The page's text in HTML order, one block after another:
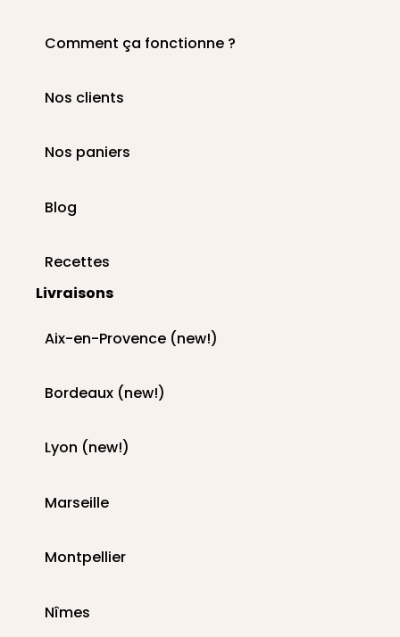
Comment ça fonctionne ?
Nos clients
Nos paniers
Blog
Recettes
Livraisons
Aix-en-Provence (new!)
Bordeaux (new!)
Lyon (new!)
Marseille
Montpellier
Nîmes